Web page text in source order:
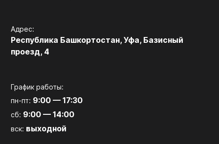
Адрес:
Республика Башкортостан, Уфа, Базисный
проезд, 4
График работы:
пн-пт: 9:00 — 17:30
сб: 9:00 — 14:00
вск: выходной